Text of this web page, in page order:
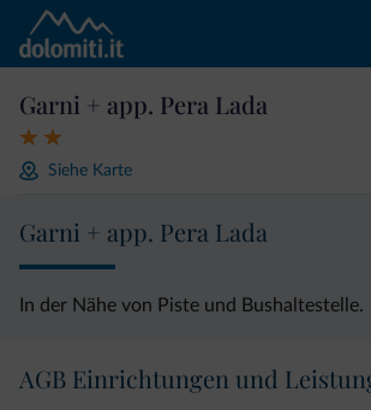
Garni + app. Pera Lada
Siehe Karte
Garni + app. Pera Lada
In der Nähe von Piste und Bushaltestelle.
AGB Einrichtungen und